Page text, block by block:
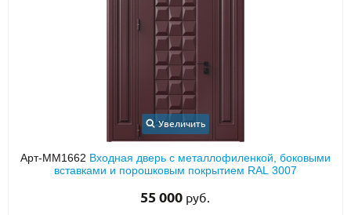
Увеличить
Арт-ММ1662 Входная дверь с металлофиленкой, боковыми
вставками и порошковым покрытием RAL 3007
55 000 руб.